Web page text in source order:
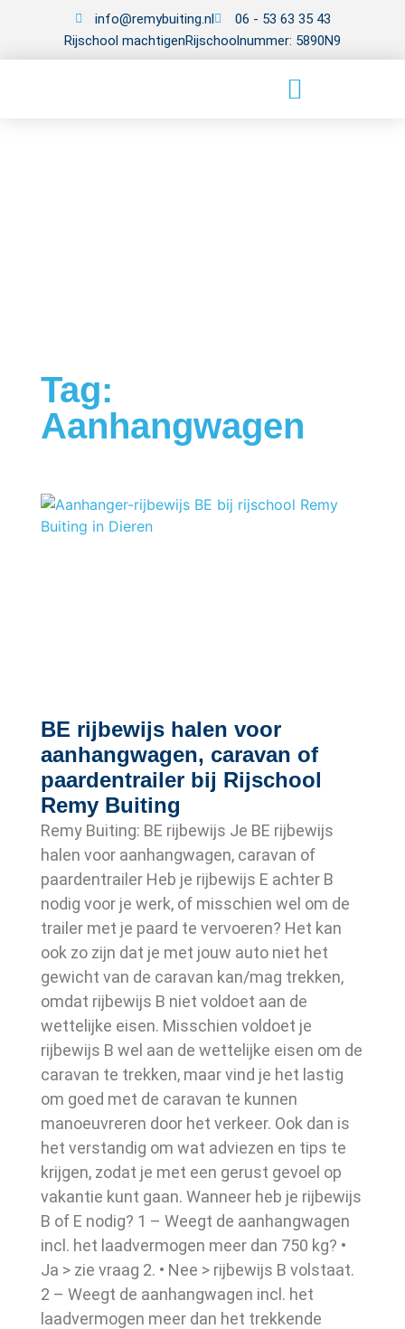
info@remybuiting.nl
06 - 53 63 35 43
Rijschool machtigenRijschoolnummer: 5890N9
Tag:
Aanhangwagen
BE rijbewijs halen voor
aanhangwagen, caravan of
paardentrailer bij Rijschool
Remy Buiting
Remy Buiting: BE rijbewijs Je BE rijbewijs
halen voor aanhangwagen, caravan of
paardentrailer Heb je rijbewijs E achter B
nodig voor je werk, of misschien wel om de
trailer met je paard te vervoeren? Het kan
ook zo zijn dat je met jouw auto niet het
gewicht van de caravan kan/mag trekken,
omdat rijbewijs B niet voldoet aan de
wettelijke eisen. Misschien voldoet je
rijbewijs B wel aan de wettelijke eisen om de
caravan te trekken, maar vind je het lastig
om goed met de caravan te kunnen
manoeuvreren door het verkeer. Ook dan is
het verstandig om wat adviezen en tips te
krijgen, zodat je met een gerust gevoel op
vakantie kunt gaan. Wanneer heb je rijbewijs
B of E nodig? 1 – Weegt de aanhangwagen
incl. het laadvermogen meer dan 750 kg? •
Ja > zie vraag 2. • Nee > rijbewijs B volstaat.
2 – Weegt de aanhangwagen incl. het
laadvermogen meer dan het trekkende